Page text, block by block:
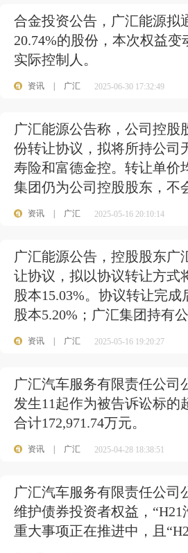
合金投资公告，广汇能源拟
20.74%的股份，本次权益
实际控制人。
资讯 广汇 2025-06-30 17:32:49
广汇能源公告称，公司控股
份转让协议，拟将所持公司
寿险和富德金控。转让单价
集团仍为公司控股股东，不
资讯 广汇 2025-05-16 20:10:14
广汇能源公告，控股股东广
让协议，拟以协议转让方式
股本15.03%。协议转让完
股本5.20%；广汇集团持有
资讯 广汇 2025-05-16 19:20:27
广汇汽车服务有限责任公司
发生11起作为被告诉讼标的
合计172,971.74万元。
资讯 广汇 2025-04-28 18:38:51
广汇汽车服务有限责任公司
维护债券投资者权益，
重大事项正在推进中，且